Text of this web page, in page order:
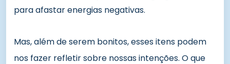
para afastar energias negativas.
Mas, além de serem bonitos, esses itens podem
nos fazer refletir sobre nossas intenções. O que